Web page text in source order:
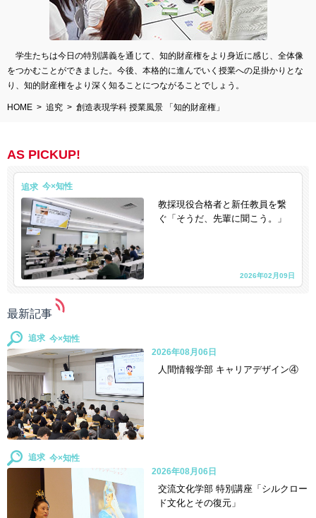
学生たちは今日の特別講義を通じて、知的財産権をより身近に感じ、全体像
をつかむことができました。今後、本格的に進んでいく授業への足掛かりとな
り、知的財産権をより深く知ることにつながることでしょう。
HOME 追究 創造表現学科 授業風景 「知的財産権」
AS PICKUP!
追求
教採現役合格者と新任教員を繋
ぐ「そうだ、先輩に聞こう。」
2026年02月09日
最新記事
追求
人間情報学部 キャリアデザイン④
2026年08月06日
追求
交流文化学部 特別講座「シルクロー
ド文化とその復元」
2026年08月06日